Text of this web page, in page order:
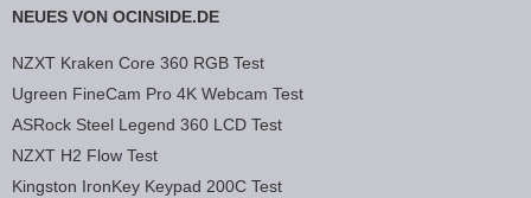
NEUES VON OCINSIDE.DE
NZXT Kraken Core 360 RGB Test
Ugreen FineCam Pro 4K Webcam Test
ASRock Steel Legend 360 LCD Test
NZXT H2 Flow Test
Kingston IronKey Keypad 200C Test